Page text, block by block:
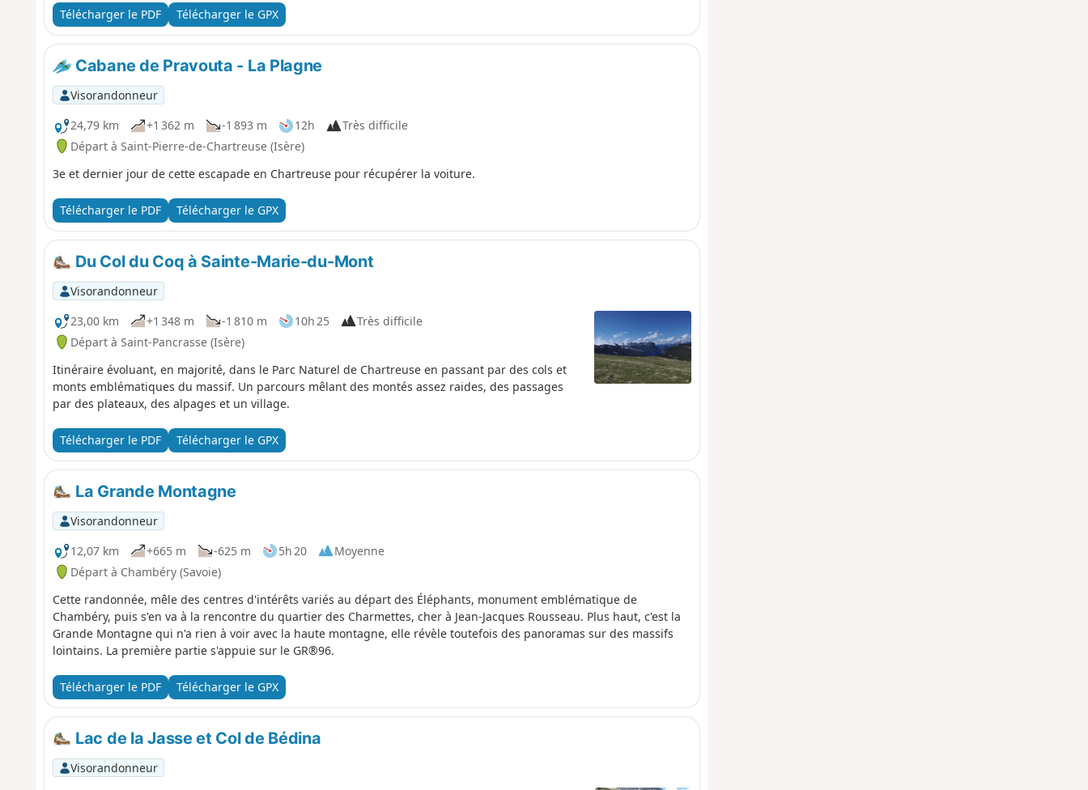
Télécharger le PDF Télécharger le GPX
Cabane de Pravouta - La Plagne
Visorandonneur
24,79 km
+1 362 m -1 893 m 12h
Très difficile
Départ à Saint-Pierre-de-Chartreuse (Isère)
3e et dernier jour de cette escapade en Chartreuse pour récupérer la voiture.
Télécharger le PDF Télécharger le GPX
Du Col du Coq à Sainte-Marie-du-Mont
Visorandonneur
23,00 km
+1 348 m -1 810 m 10h 25
Très difficile
Départ à Saint-Pancrasse (Isère)
Itinéraire évoluant, en majorité, dans le Parc Naturel de Chartreuse en passant par des cols et
monts emblématiques du massif. Un parcours mêlant des montés assez raides, des passages
par des plateaux, des alpages et un village.
Télécharger le PDF Télécharger le GPX
La Grande Montagne
Visorandonneur
12,07 km
+665 m -625 m 5h 20
Moyenne
Départ à Chambéry (Savoie)
Cette randonnée, mêle des centres d'intérêts variés au départ des Éléphants, monument emblématique de
Chambéry, puis s'en va à la rencontre du quartier des Charmettes, cher à Jean-Jacques Rousseau. Plus haut, c'est la
Grande Montagne qui n'a rien à voir avec la haute montagne, elle révèle toutefois des panoramas sur des massifs
lointains. La première partie s'appuie sur le GR®96.
Télécharger le PDF Télécharger le GPX
Lac de la Jasse et Col de Bédina
Visorandonneur